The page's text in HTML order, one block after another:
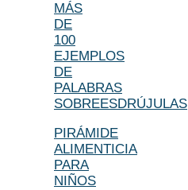
MÁS
DE
100
EJEMPLOS
DE
PALABRAS
SOBREESDRÚJULAS
PIRÁMIDE
ALIMENTICIA
PARA
NIÑOS